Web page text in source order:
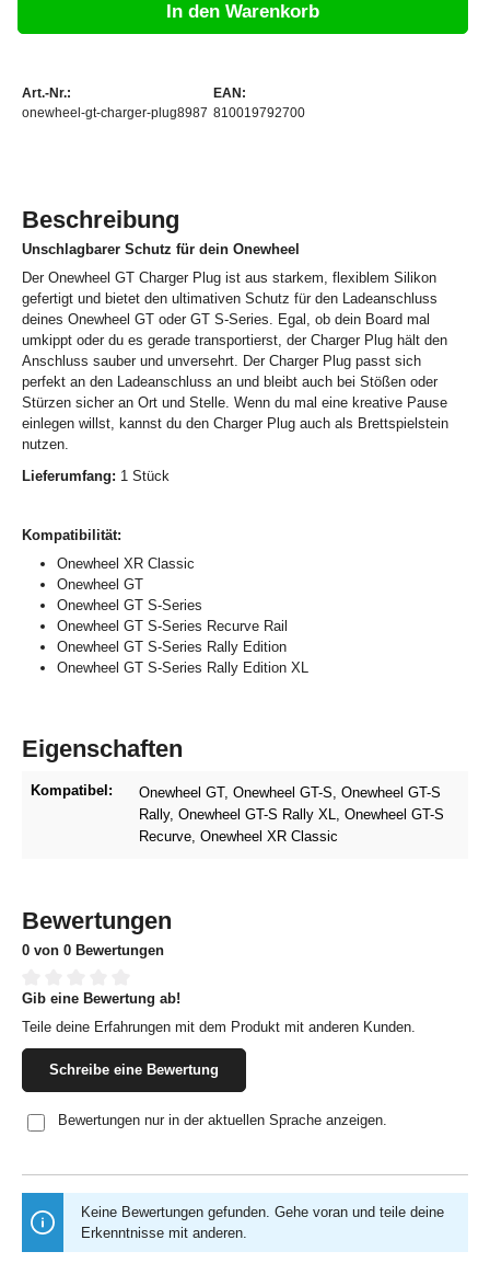
In den Warenkorb
Art.-Nr.:
onewheel-gt-charger-plug8987
EAN:
810019792700
Beschreibung
Unschlagbarer Schutz für dein Onewheel
Der Onewheel GT Charger Plug ist aus starkem, flexiblem Silikon
gefertigt und bietet den ultimativen Schutz für den Ladeanschluss
deines Onewheel GT oder GT S-Series. Egal, ob dein Board mal
umkippt oder du es gerade transportierst, der Charger Plug hält den
Anschluss sauber und unversehrt. Der Charger Plug passt sich
perfekt an den Ladeanschluss an und bleibt auch bei Stößen oder
Stürzen sicher an Ort und Stelle. Wenn du mal eine kreative Pause
einlegen willst, kannst du den Charger Plug auch als Brettspielstein
nutzen.
Lieferumfang: 1 Stück
Kompatibilität:
Onewheel XR Classic
Onewheel GT
Onewheel GT S-Series
Onewheel GT S-Series Recurve Rail
Onewheel GT S-Series Rally Edition
Onewheel GT S-Series Rally Edition XL
Eigenschaften
Kompatibel: Onewheel GT, Onewheel GT-S , Onewheel GT-S
Rally, Onewheel GT-S Rally XL
, Onewheel GT-S
Recurve , Onewheel XR Classic
Bewertungen
0 von 0 Bewertungen
Durchschnittliche Bewertung von 0 von 5 Sternen
Gib eine Bewertung ab!
Teile deine Erfahrungen mit dem Produkt mit anderen Kunden.
Schreibe eine Bewertung
Bewertungen nur in der aktuellen Sprache anzeigen.
Keine Bewertungen gefunden. Gehe voran und teile deine
Erkenntnisse mit anderen.